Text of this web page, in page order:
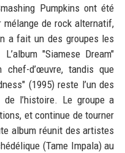
Pumpkins ont été
de rock alternatif,
a fait un des groupes les
"Siamese Dream"
d’œuvre, tandis que
(1995) reste l’un des
l’histoire. Le groupe a
et continue de tourner
album réunit des artistes
(Tame Impala) au